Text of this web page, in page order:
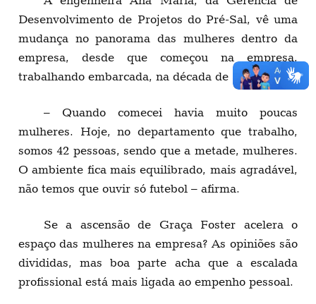
Desenvolvimento de Projetos do Pré-Sal, vê uma
mudança no panorama das mulheres dentro da
empresa, desde que começou na empresa,
trabalhando embarcada, na década de 80.
– Quando comecei havia muito poucas
mulheres. Hoje, no departamento que trabalho,
somos 42 pessoas, sendo que a metade, mulheres.
O ambiente fica mais equilibrado, mais agradável,
não temos que ouvir só futebol – afirma.
Se a ascensão de Graça Foster acelera o
espaço das mulheres na empresa? As opiniões são
divididas, mas boa parte acha que a escalada
profissional está mais ligada ao empenho pessoal.